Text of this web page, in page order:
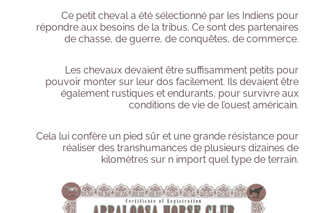
Ce petit cheval a été sélectionné par les Indiens pour
répondre aux besoins de la tribus. Ce sont des partenaires
de chasse, de guerre, de conquêtes, de commerce.
Les chevaux devaient être suffisamment petits pour
pouvoir monter sur leur dos facilement. Ils devaient être
également rustiques et endurants, pour survivre aux
conditions de vie de l’ouest américain.
Cela lui confère un pied sûr et une grande résistance pour
réaliser des transhumances de plusieurs dizaines de
kilomètres sur n import quel type de terrain.